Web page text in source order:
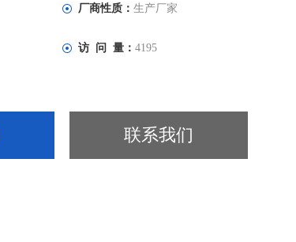
厂商性质： 生产厂家
访 问 量： 4195
联系我们